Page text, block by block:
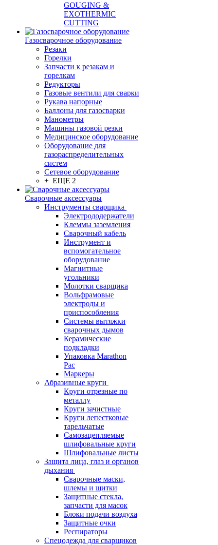
GOUGING &
EXOTHERMIC
CUTTING
Газосварочное оборудование
Резаки
Горелки
Запчасти к резакам и
горелкам
Редукторы
Газовые вентили для сварки
Рукава напорные
Баллоны для газосварки
Манометры
Машины газовой резки
Медицинское оборудование
Оборудование для
газораспределительных
систем
Сетевое оборудование
+ ЕЩЕ 2
Сварочные аксессуары
Инструменты сварщика
Электрододержатели
Клеммы заземления
Сварочный кабель
Инструмент и
вспомогательное
оборудование
Магнитные
угольники
Молотки сварщика
Вольфрамовые
электроды и
приспособления
Системы вытяжки
сварочных дымов
Керамические
подкладки
Упаковка Marathon
Pac
Маркеры
Абразивные круги
Круги отрезные по
металлу
Круги зачистные
Круги лепестковые
тарельчатые
Самозацепляемые
шлифовальные круги
Шлифовальные листы
Защита лица, глаз и органов
дыхания
Сварочные маски,
шлемы и щитки
Защитные стекла,
запчасти для масок
Блоки подачи воздуха
Защитные очки
Респираторы
Спецодежда для сварщиков